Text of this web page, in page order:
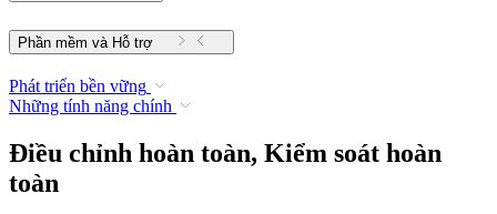
Phần mềm và Hỗ trợ
Phát triển bền vững
Những tính năng chính
Điều chỉnh hoàn toàn, Kiểm soát hoàn
toàn